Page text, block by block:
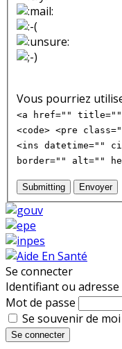
Vous pourriez
<a href="" title=""
<code> <pre
<ins datetime=""
border="" alt=""
Submitting Envoyer
Se connecter
Identifiant ou adresse
Mot de passe
Se souvenir de moi
Se connecter